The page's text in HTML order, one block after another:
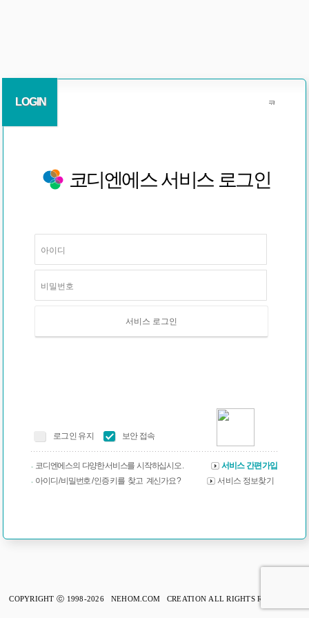
LOGIN
코디엔에스 서비스 로그인
서비스 로그인
로그인 유지 보안 접속
코디엔에스의 다양한 서비스를 시작하십시오 .
서비스 간편가입
아이디 / 비밀번호 / 인증 키를 찾고 계신가요 ?
서비스 정보찾기
COPYRIGHT ⓒ 1998-2026 NEHOM.COM CREATION ALL RIGHTS RESERVED.